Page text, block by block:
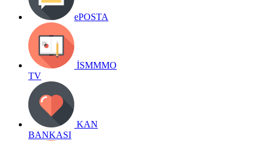
ePOSTA
İSMMMO
TV
KAN
BANKASI